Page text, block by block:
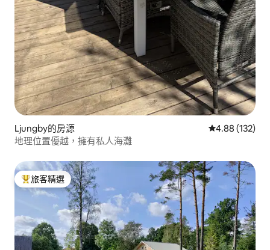
Ljungby的房源 從 132 則評價
4.88 (132)
地理位置優越，擁有私人海灘
旅客精選榜首
旅客精選